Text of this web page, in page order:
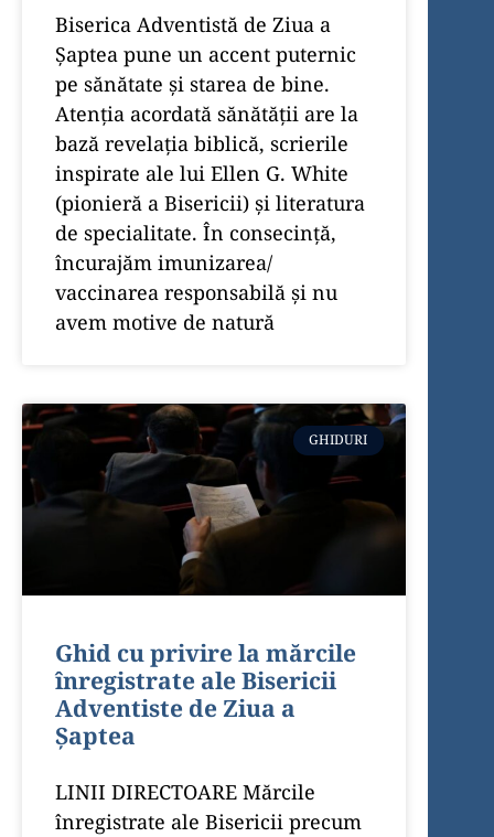
Biserica Adventistă de Ziua a
Șaptea pune un accent puternic
pe sănătate și starea de bine.
Atenția acordată sănătății are la
bază revelația biblică, scrierile
inspirate ale lui Ellen G. White
(pionieră a Bisericii) și literatura
de specialitate. În consecință,
încurajăm imunizarea/
vaccinarea responsabilă și nu
avem motive de natură
GHIDURI
Ghid cu privire la mărcile
înregistrate ale Bisericii
Adventiste de Ziua a
Șaptea
LINII DIRECTOARE Mărcile
înregistrate ale Bisericii precum